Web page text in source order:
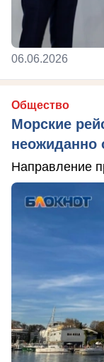
06.06.2026
Общество
Морские
неожиданно
Направление